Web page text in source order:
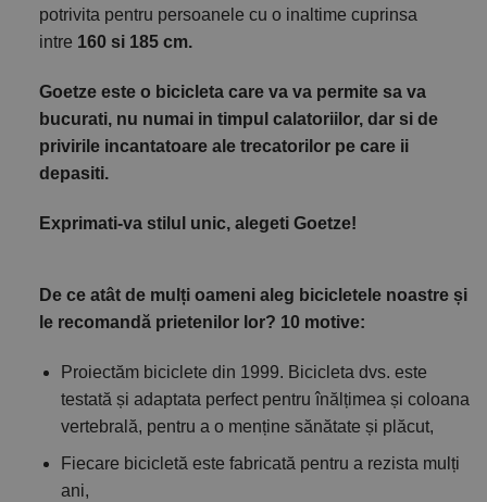
potrivita pentru persoanele cu o inaltime cuprinsa
intre 160 si 185 cm.
Goetze este o bicicleta care va va permite sa va
bucurati, nu numai in timpul calatoriilor, dar si de
privirile incantatoare ale trecatorilor pe care ii
depasiti.
Exprimati-va stilul unic, alegeti Goetze!
De ce atât de mulți oameni aleg bicicletele noastre și
le recomandă prietenilor lor? 10 motive:
Proiectăm biciclete din 1999. Bicicleta dvs. este
testată și adaptata perfect pentru înălțimea și coloana
vertebrală, pentru a o menține sănătate și plăcut,
Fiecare bicicletă este fabricată pentru a rezista mulți
ani,